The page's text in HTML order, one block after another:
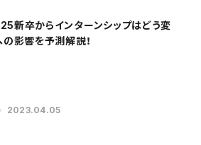
25新卒からインターンシップはどう変
影響を予測解説！
2023.04.05